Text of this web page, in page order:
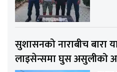
सुशासनको नाराबीच बारा
लाइसेन्समा घुस असुलीको